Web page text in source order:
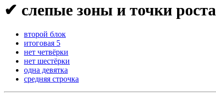
✔ слепые зоны и точки роста
второй блок
итоговая 5
нет четвёрки
нет шестёрки
одна девятка
средняя строчка